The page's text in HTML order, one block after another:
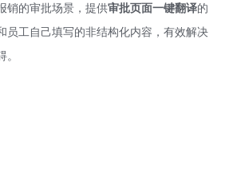
销的审批场景，提供审批页面一键翻译的
员工自己填写的非结构化内容，有效解决